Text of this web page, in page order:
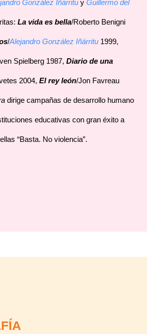
González Iñárritu y Guillermo del
La vida es bella/Roberto Benigni
/Alejandro González Iñárritu 1999,
Spielberg 1987, Diario de una
2004, El rey león/Jon Favreau
dirige campañas de desarrollo humano
educativas con gran éxito a
“Basta. No violencia”.